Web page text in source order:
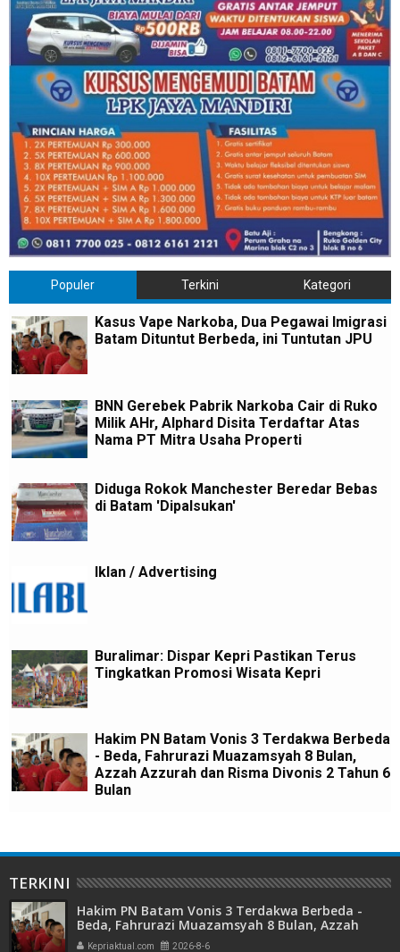
Populer Terkini Kategori
Kasus Vape Narkoba, Dua Pegawai Imigrasi
Batam Dituntut Berbeda, ini Tuntutan JPU
BNN Gerebek Pabrik Narkoba Cair di Ruko
Milik AHr, Alphard Disita Terdaftar Atas
Nama PT Mitra Usaha Properti
Diduga Rokok Manchester Beredar Bebas
di Batam 'Dipalsukan'
Iklan / Advertising
Buralimar: Dispar Kepri Pastikan Terus
Tingkatkan Promosi Wisata Kepri
Hakim PN Batam Vonis 3 Terdakwa Berbeda
- Beda, Fahrurazi Muazamsyah 8 Bulan,
Azzah Azzurah dan Risma Divonis 2 Tahun 6
Bulan
TERKINI
Hakim PN Batam Vonis 3 Terdakwa Berbeda -
Beda, Fahrurazi Muazamsyah 8 Bulan, Azzah
Azzurah dan Risma Divonis 2 Tahun 6 Bulan
Kepriaktual.com 2026-8-6